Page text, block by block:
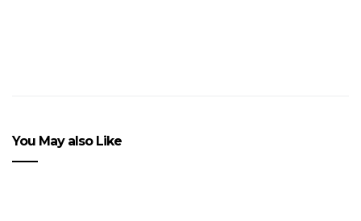
You May also Like